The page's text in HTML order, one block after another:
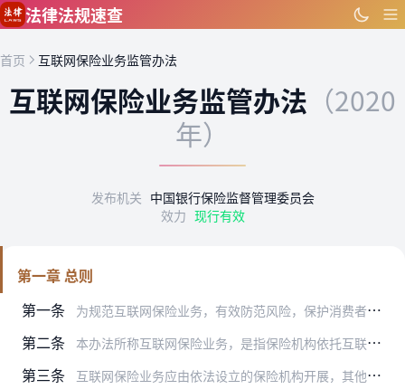
跳到主要内容
法律法规速查
首页 互联网保险业务监管办法
互联网保险业务监管办法 （2020
年）
发布机关 中国银行保险监督管理委员会
效力 现行有效
第一章 总则
第一条
为规范互联网保险业务，有效防范风险，保护消费者合法权益，提升保险业服务实体经济和社会民生的水平，根据《中华人民共和国保险法》等法律、行政法规，制定本办法。
第二条 本办法所称互联网保险业务，是指保险机构依托互联网订立保险合同、提供保险服务的保险经营活动。
第三条 互联网保险业务应由依法设立的保险机构开展，其他机构和个人不得开展互联网保险业务。保险机构开展互联网保险业务，不得超出该机构许可证（备案表）上载明的业务范围。